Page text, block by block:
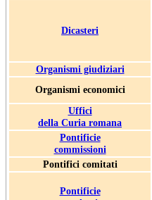
Dicasteri
Organismi giudiziari
Organismi economici
Uffici
della Curia romana
Pontificie
commissioni
Pontifici comitati
Pontificie